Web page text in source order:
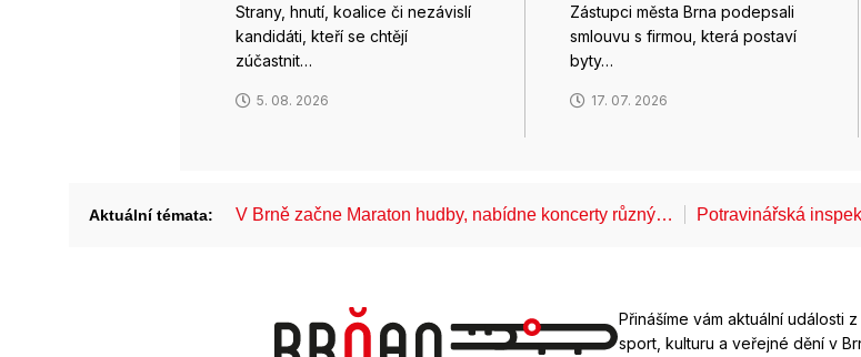
Strany, hnutí, koalice či nezávislí
kandidáti, kteří se chtějí
zúčastnit…
5. 08. 2026
Zástupci města Brna podepsali
smlouvu s firmou, která postaví
byty…
17. 07. 2026
Aktuální témata: V Brně začne Maraton hudby, nabídne koncerty různý… Potravinářská
Přinášíme vám aktuální události
sport, kulturu a veřejné dění v